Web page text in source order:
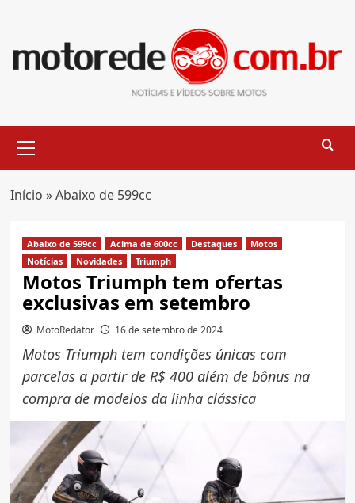
content
Menu
Início »Abaixo de 599cc
Abaixo de 599cc Acima de 600cc Destaques
Motos
Notícias
Novidades Triumph
Motos Triumph tem ofertas
exclusivas em setembro
MotoRedator 16 de setembro de 2024
Motos Triumph tem condições únicas com
parcelas a partir de R$ 400 além de bônus na
compra de modelos da linha clássica